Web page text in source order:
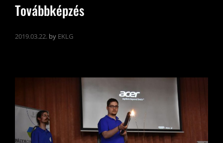
Továbbképzés
2019.03.22. by EKLG